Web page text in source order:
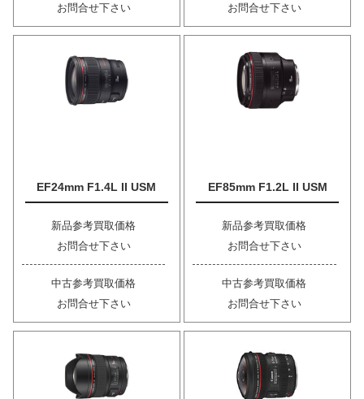
お問合せ下さい
お問合せ下さい
EF24mm F1.4L II USM
新品参考買取価格
お問合せ下さい
中古参考買取価格
お問合せ下さい
EF85mm F1.2L II USM
新品参考買取価格
お問合せ下さい
中古参考買取価格
お問合せ下さい